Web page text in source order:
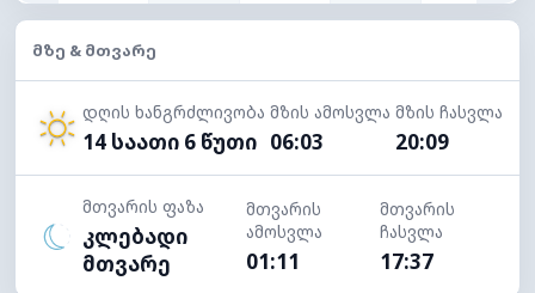
ᲛᲖᲔ & ᲛᲗᲕᲐᲠᲔ
დღის ხანგრძლივობა
14 საათი 6 წუთი
მზის ამოსვლა
06:03
მზის ჩასვლა
20:09
მთვარის ფაზა
კლებადი
მთვარე
მთვარის
ამოსვლა
01:11
მთვარის
ჩასვლა
17:37